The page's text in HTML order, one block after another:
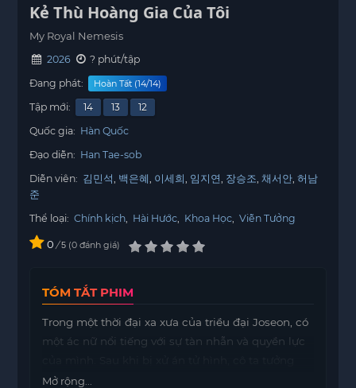
Kẻ Thù Hoàng Gia Của Tôi
My Royal Nemesis
2026
? phút/tập
Đang phát:
Hoàn Tất (14/14)
Tập mới: 14 13
12
Quốc gia: Hàn Quốc
Đạo diễn: Han Tae-sob
Diễn viên: 김민석 백은혜 이세희 임지연 장승조 채서안 허남
준
Thể loại: Chính kịch Hài Hước Khoa Học Viễn Tưởng
0 / 5 0 đánh giá
TÓM TẮT PHIM
Trong một thời đại xa xưa của triều đại Joseon, có
một ác nữ nổi tiếng với sự tàn nhẫn và quyền lực
chừng như đã phải đối mặt với số phận bi thảm.
Mở rộng...